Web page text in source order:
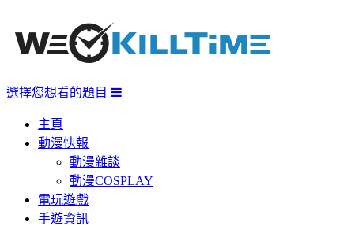
選擇您想看的題目
主頁
動漫快報
動漫雜談
動漫COSPLAY
電玩遊戲
手遊資訊